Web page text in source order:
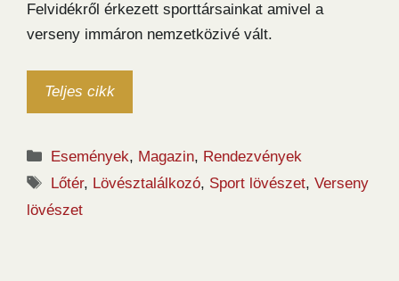
Felvidékről érkezett sporttársainkat amivel a
verseny immáron nemzetközivé vált.
Teljes cikk
Kategória
Események, Magazin, Rendezvények
Címkék
Lőtér, Lövésztalálkozó, Sport lövészet,Verseny
lövészet